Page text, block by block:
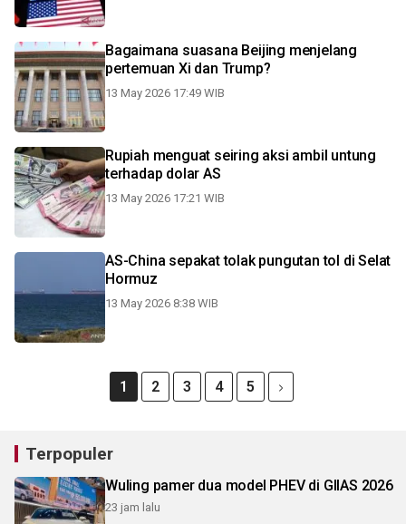
Bagaimana suasana Beijing menjelang
pertemuan Xi dan Trump?
13 May 2026 17:49 WIB
Rupiah menguat seiring aksi ambil untung
terhadap dolar AS
13 May 2026 17:21 WIB
AS-China sepakat tolak pungutan tol di Selat
Hormuz
13 May 2026 8:38 WIB
1 2 3 4 5
Terpopuler
Wuling pamer dua model PHEV di GIIAS 2026
23 jam lalu